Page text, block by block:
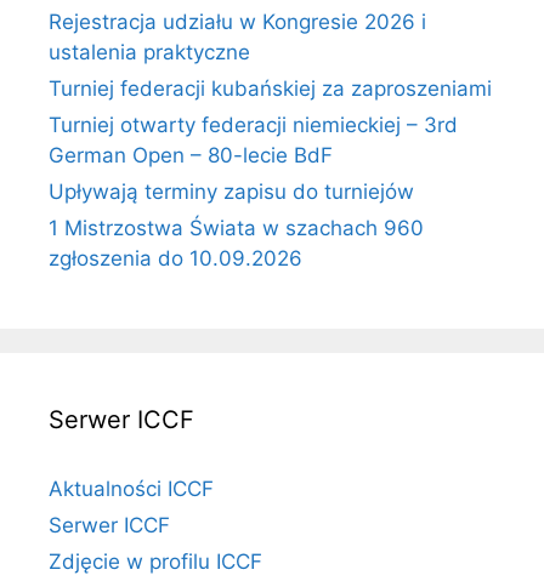
Rejestracja udziału w Kongresie 2026 i
ustalenia praktyczne
Turniej federacji kubańskiej za zaproszeniami
Turniej otwarty federacji niemieckiej – 3rd
German Open – 80-lecie BdF
Upływają terminy zapisu do turniejów
1 Mistrzostwa Świata w szachach 960
zgłoszenia do 10.09.2026
Serwer ICCF
Aktualności ICCF
Serwer ICCF
Zdjęcie w profilu ICCF